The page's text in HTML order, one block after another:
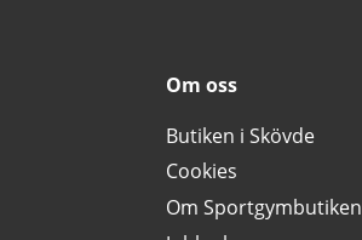
Om oss
Butiken i Skövde
Cookies
Om Sportgymbutiken